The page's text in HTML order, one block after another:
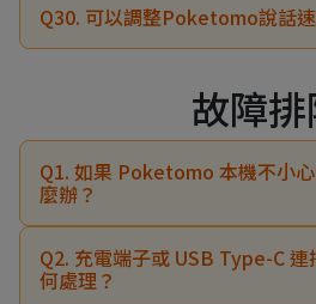
Q30. 可以調整Poketomo說話
故障
Q1. 如果 Poketomo 本機不小
麼辦？
乾燥柔軟的布
Q2. 充電端子或 USB Type-C
何處理？